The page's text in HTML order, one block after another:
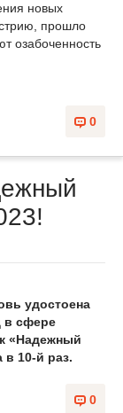
новых
прошло
озабоченность
0
удостоена
в сфере
«Надежный
в 10-й раз.
0